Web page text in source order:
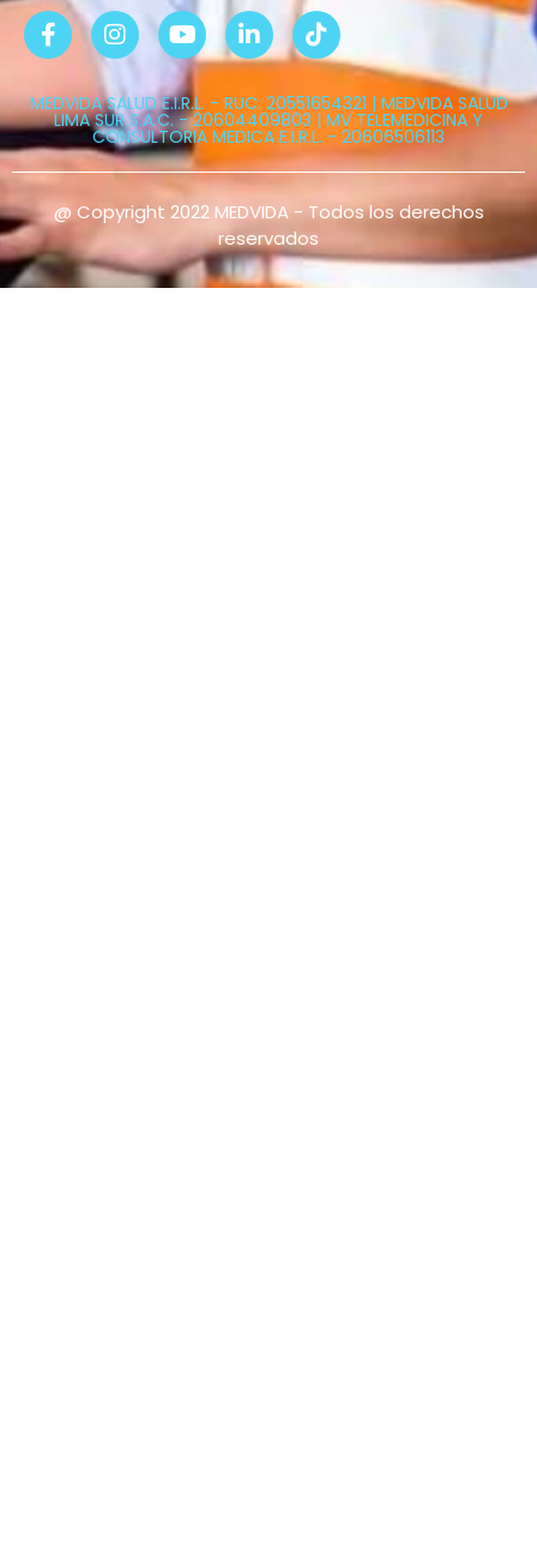
MEDVIDA SALUD E.I.R.L. - RUC: 20551654321 | MEDVIDA SALUD
LIMA SUR S.A.C. - 20604409803 | MV TELEMEDICINA Y
CONSULTORIA MEDICA E.I.R.L. - 20606506113
@ Copyright 2022 MEDVIDA - Todos los derechos
reservados